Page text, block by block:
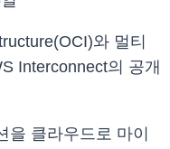
와 멀티
Interconnect의 공개
클라우드로 마이